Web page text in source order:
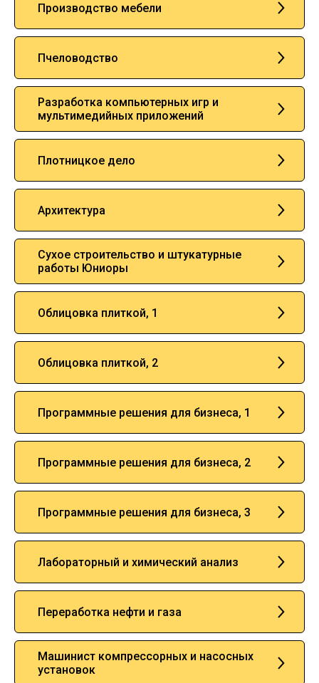
Производство мебели
Пчеловодство
Разработка компьютерных игр и
мультимедийных приложений
Плотницкое дело
Архитектура
Сухое строительство и штукатурные
работы Юниоры
Облицовка плиткой, 1
Облицовка плиткой, 2
Программные решения для бизнеса, 1
Программные решения для бизнеса, 2
Программные решения для бизнеса, 3
Лабораторный и химический анализ
Переработка нефти и газа
Машинист компрессорных и насосных
установок